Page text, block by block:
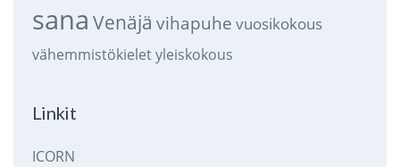
sana Venäjä vihapuhe vuosikokous
vähemmistökieletyleiskokous
Linkit
ICORN